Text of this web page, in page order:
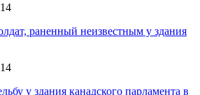
раненный неизвестным у здания
у здания канадского парламента в